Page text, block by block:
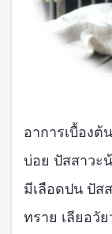
อาการเบื้องต้
บ่อย ปัสสาวะ
มีเลือดปน ปัส
ทราย เลียอวั